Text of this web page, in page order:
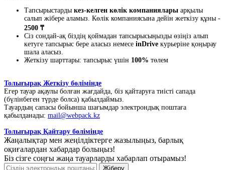
Тапсырыстарды кез-келген көлік компаниялары арқылы
салып жібере аламыз. Көлік компаниясына дейін жеткізу құны -
2500 ₸
Сіз сондай-ақ біздің қоймадан тапсырысыңызды өзіңіз алып
кетуге тапсырыс бере аласыз немесе inDrive курьеріне қоңырау
шала аласыз.
Жеткізу шарттары: тапсырыс үшін 100% төлем
Толығырақ Жеткізу бөлімінде
Егер тауар ақаулы болған жағдайда, біз қайтаруға тиісті сапада
(бүлінбеген түрде болса) қабылдаймыз.
Тауардың сапасы бойынша шағымдар электрондық поштаға
қабылданады: mail@webpack.kz
Толығырақ Қайтару бөлімінде
Жаңалықтар мен жеңілдіктерге жазылыңыз, барлық
оқиғалардан хабардар болыңыз!
Біз сізге соңғы жаңа тауарларды хабарлап отырамыз!